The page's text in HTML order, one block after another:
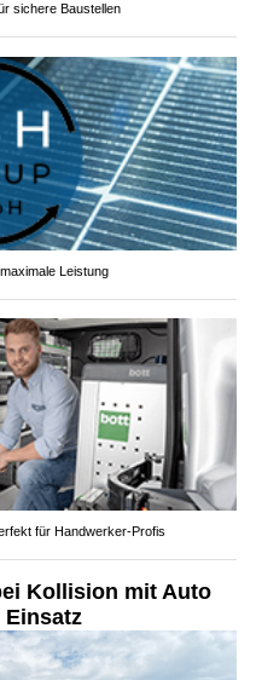
sichere Baustellen
Leistung
für Handwerker-Profis
Kollision mit Auto
Einsatz